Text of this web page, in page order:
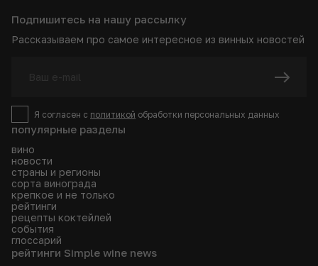
популярные разделы
вино
новости
страны и регионы
сорта винограда
крепкое и не только
рейтинги
рецепты коктейлей
события
глоссарий
рейтинги Simple wine news
Подпишитесь на нашу рассылку
Рассказываем про самое интересное из винных новостей
Я согласен с политикой обработки персональных данных